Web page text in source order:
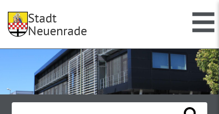
Stadt
Neuenrade